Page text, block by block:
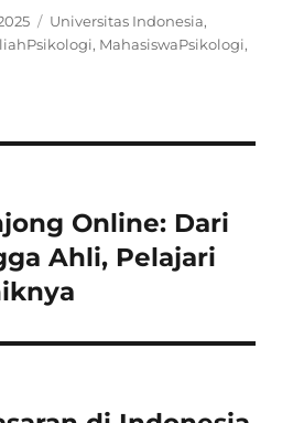
Categories
Universitas Indonesia,
, MahasiswaPsikologi,
Online: Dari
Ahli, Pelajari